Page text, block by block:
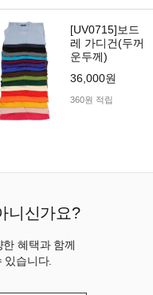
[UV0715]보드
레 가디건(두꺼
운두께)
36,000원
360원 적립
니신가요?
혜택과 함께
있습니다.